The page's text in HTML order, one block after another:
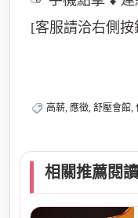
[客服請洽右側按
高薪, 應徵, 舒壓會館,
相關推薦閱讀